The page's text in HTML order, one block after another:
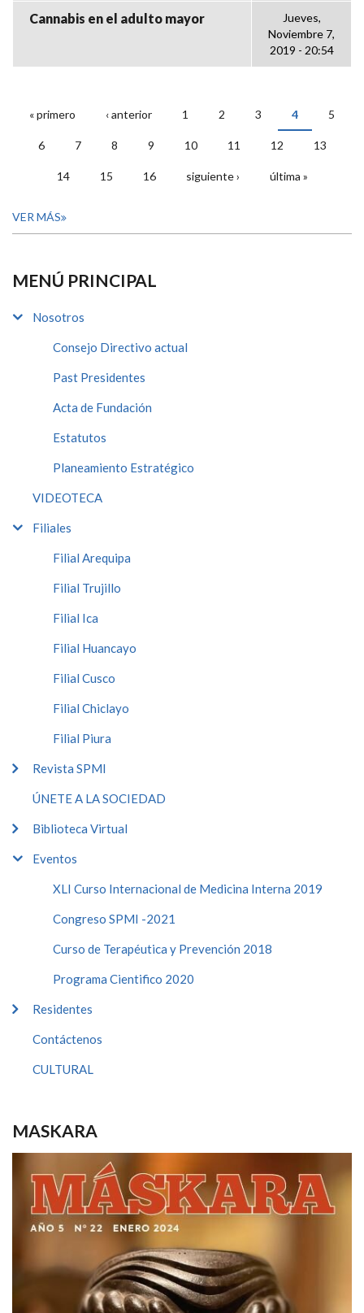
Cannabis en el adulto mayor
Jueves,
Noviembre 7,
2019 - 20:54
PÁGINAS
« primero ‹ anterior 1 2 3 4 5
6 7 8 9 10 11 12 13
14 15 16 siguiente › última »
VER MÁS
MENÚ PRINCIPAL
Nosotros
Consejo Directivo actual
Past Presidentes
Acta de Fundación
Estatutos
Planeamiento Estratégico
VIDEOTECA
Filiales
Filial Arequipa
Filial Trujillo
Filial Ica
Filial Huancayo
Filial Cusco
Filial Chiclayo
Filial Piura
Revista SPMI
ÚNETE A LA SOCIEDAD
Biblioteca Virtual
Eventos
XLI Curso Internacional de Medicina Interna 2019
Congreso SPMI -2021
Curso de Terapéutica y Prevención 2018
Programa Cientifico 2020
Residentes
Contáctenos
CULTURAL
MASKARA